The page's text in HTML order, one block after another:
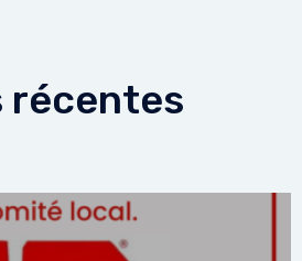
récentes